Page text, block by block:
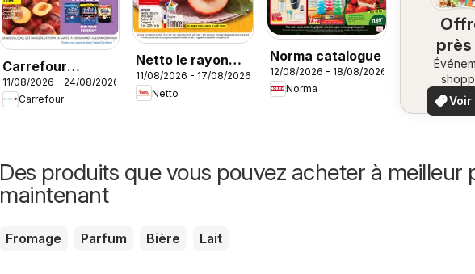
Carrefour
Produits laitiers
& végétaux
11/08/2026 - 24/08/2026
Carrefour
Netto le rayon
frais à prix bas
11/08/2026 - 17/08/2026
Netto
Norma catalogue
12/08/2026 - 18/08/2026
Norma
près
locaux
Voir
Des produits que vous pouvez acheter à meilleur
maintenant
Fromage Parfum Bière Lait